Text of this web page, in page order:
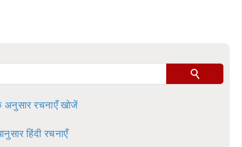
अनुसार रचनाएँ खोजें
हिंदी रचनाएँ
खोजें
है।